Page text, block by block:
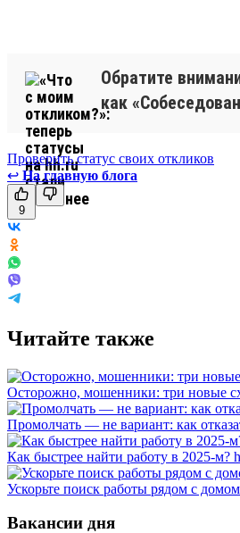
Обратите
как
Проверить статус своих откликов
↩ На главную блога
9
Читайте также
Осторожно, мошенники: три новые
Промолчать — не вариант: как
Как быстрее найти работу в 2025-м?
Ускорьте поиск работы рядом с
Вакансии дня